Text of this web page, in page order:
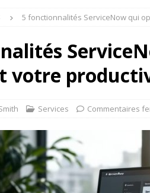
5 fonctionnalités ServiceNow qui
votre
Services Commentaires